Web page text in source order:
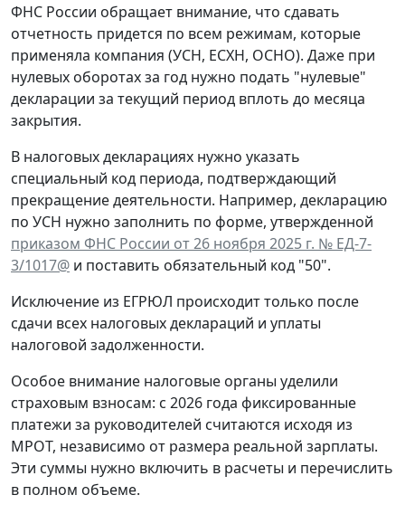
ФНС России обращает внимание, что сдавать
отчетность придется по всем режимам, которые
применяла компания (УСН, ЕСХН, ОСНО). Даже при
нулевых оборотах за год нужно подать "нулевые"
декларации за текущий период вплоть до месяца
закрытия.
В налоговых декларациях нужно указать
специальный код периода, подтверждающий
прекращение деятельности. Например, декларацию
по УСН нужно заполнить по форме, утвержденной
приказом ФНС России от 26 ноября 2025 г. № ЕД-7-
3/1017@ и поставить обязательный код "50".
Исключение из ЕГРЮЛ происходит только после
сдачи всех налоговых деклараций и уплаты
налоговой задолженности.
Особое внимание налоговые органы уделили
страховым взносам: с 2026 года фиксированные
платежи за руководителей считаются исходя из
МРОТ, независимо от размера реальной зарплаты.
Эти суммы нужно включить в расчеты и перечислить
в полном объеме.